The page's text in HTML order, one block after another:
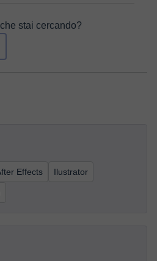
stai cercando?
Effects Ilustrator